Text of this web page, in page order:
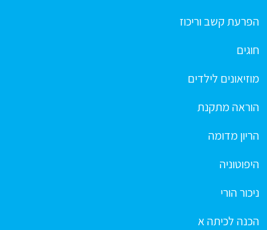
הפרעת קשב וריכוז
חוגים
מוזיאונים לילדים
הוראה מתקנת
הריון מדומה
היפוטוניה
ניכור הורי
הכנה לכיתה א